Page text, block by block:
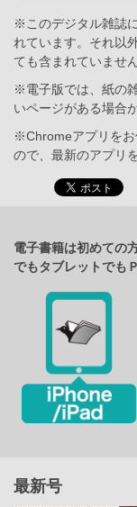
※このデジタル雑誌
れています。それ以
ても含まれていませ
※電子版では、紙の
いページがある場合
※Chromeアプリをお
ので、最新のアプリ
電子書籍は初めての
でもタブレットでも
最新号